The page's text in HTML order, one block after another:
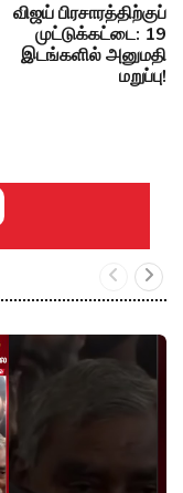
விஜய் பிரசாரத்திற்குப்
முட்டுக்கட்டை: 19
இடங்களில் அனுமதி
மறுப்பு!